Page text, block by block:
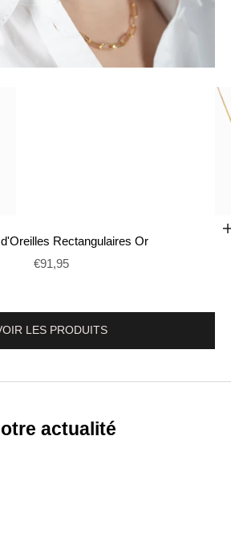
Aller à l'élément 2
Rectangulaires Or
Prix de vente
€91,95
LES PRODUITS
actualité